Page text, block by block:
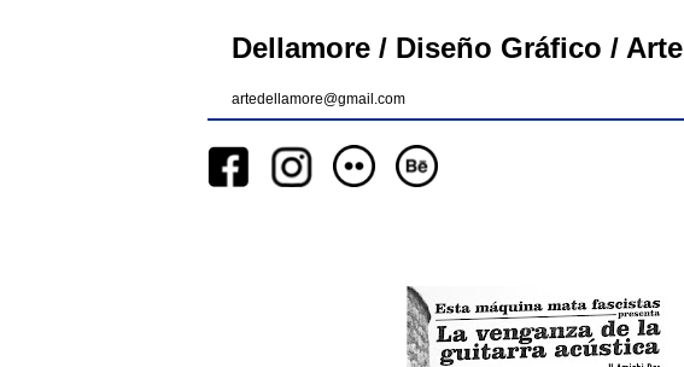
Dellamore / Diseño Gráfico / Arte
artedellamore@gmail.com